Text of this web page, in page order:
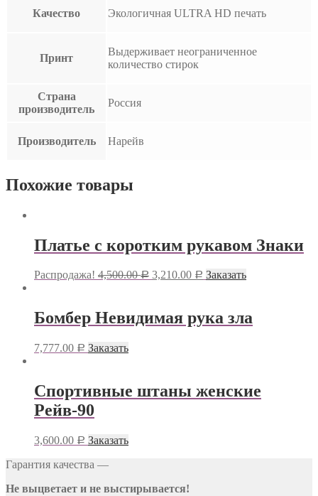
Качество Экологичная ULTRA HD печать
Принт
Выдерживает неограниченное
количество стирок
Страна
производитель
Россия
Производитель Нарейв
Похожие товары
Платье с коротким рукавом Знаки
Распродажа! 4,500.00Р 3,210.00 Р Заказать
Бомбер Невидимая рука зла
7,777.00 Р Заказать
Спортивные штаны женские
Рейв-90
3,600.00 Р Заказать
Гарантия качества —
Не выцветает и не выстирывается!